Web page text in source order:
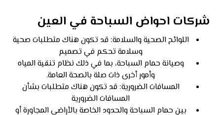
شركات احواض السباحة في العين
اللوائح الصحية والسلامة: قد تكون هناك متطلبات صحية
وسلامة تحكم في تصميم
وصيانة حمام السباحة، بما في ذلك نظام تنقية المياه
وأمور أخرى ذات صلة بالصحة العامة.
المسافات الضرورية: قد تكون هناك متطلبات بشأن
المسافات الضرورية
بين حمام السباحة والحدود الخاصة بالأراضي المجاورة أو